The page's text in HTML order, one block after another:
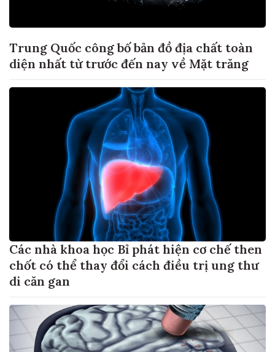
Trung Quốc công bố bản đồ địa chất toàn
diện nhất từ trước đến nay về Mặt trăng
Các nhà khoa học Bỉ phát hiện cơ chế then
chốt có thể thay đổi cách điều trị ung thư
di căn gan